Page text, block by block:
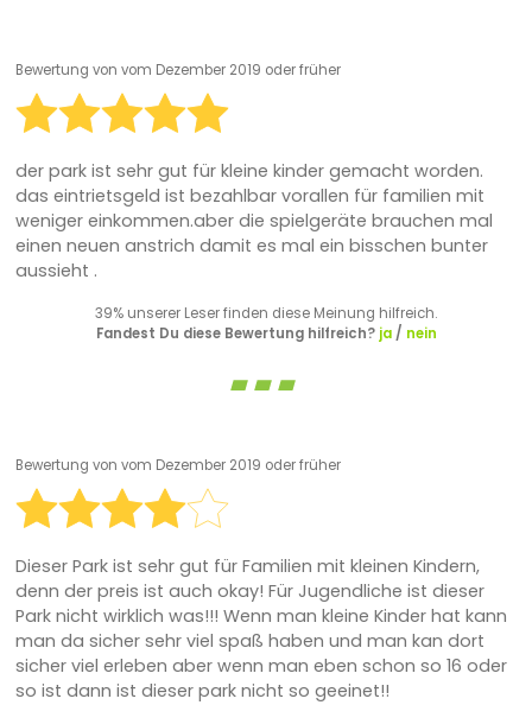
Bewertung von vom Dezember 2019 oder früher
der park ist sehr gut für kleine kinder gemacht worden.
das eintrietsgeld ist bezahlbar vorallen für familien mit
weniger einkommen.aber die spielgeräte brauchen mal
einen neuen anstrich damit es mal ein bisschen bunter
aussieht .
39% unserer Leser finden diese Meinung hilfreich.
Fandest Du diese Bewertung hilfreich? ja/ nein
Bewertung von vom Dezember 2019 oder früher
Dieser Park ist sehr gut für Familien mit kleinen Kindern,
denn der preis ist auch okay! Für Jugendliche ist dieser
Park nicht wirklich was!!! Wenn man kleine Kinder hat kann
man da sicher sehr viel spaß haben und man kan dort
sicher viel erleben aber wenn man eben schon so 16 oder
so ist dann ist dieser park nicht so geeinet!!